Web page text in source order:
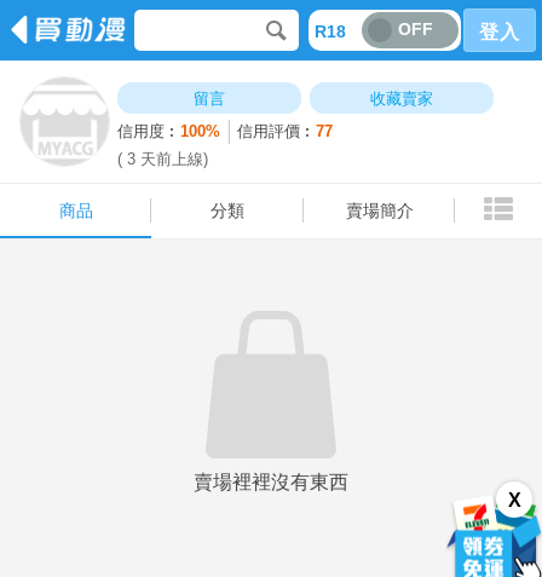
R18 OFF 登入
留言
收藏賣家
信用度︰100% 信用評價︰77
( 3 天前上線)
商品 分類 賣場簡介
X
賣場裡裡沒有東西
商品 分類 賣場簡介